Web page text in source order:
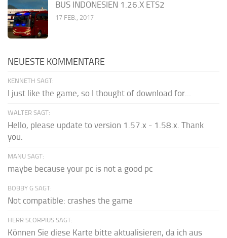
BUS INDONESIEN 1.26.X ETS2
17 FEB., 2017
NEUESTE KOMMENTARE
KENNETH SAGT:
I just like the game, so I thought of download for...
WALTER SAGT:
Hello, please update to version 1.57.x - 1.58.x. Thank
you.
MANU SAGT:
maybe because your pc is not a good pc
BOBBY G SAGT:
Not compatible: crashes the game
HERR SCORPIUS SAGT:
Können Sie diese Karte bitte aktualisieren, da ich aus